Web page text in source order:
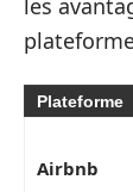
Plateforme
Airbnb